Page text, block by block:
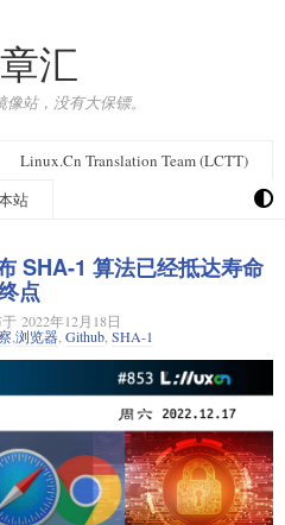
汇
站，没有大保镖。
Linux.Cn Translation Team (LCTT)
站
SHA-1 算法已经抵达寿命
点
2022年12月18日
浏览器 Github SHA-1